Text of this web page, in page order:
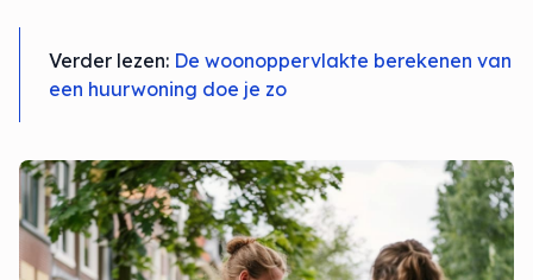
Verder lezen: De woonoppervlakte berekenen van
een huurwoning doe je zo